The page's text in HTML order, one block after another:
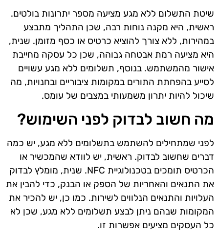
שיטת התשלום ללא מגע מציעה מספר יתרונות בולטים.
ראשית, היא מקנה נוחות רבה, שכן התהליך מתבצע
במהירות, ללא צורך להוציא כרטיס או כסף מזומן. שנית,
היא מציעה רמת אבטחה גבוהה, שכן כל עסקה מחייבת
אישור מהמשתמש. בנוסף, תשלומים ללא מגע עשויים
לסייע בהפחתת התורים במקומות ציבוריים ובחנויות, מה
שיכול להיות יתרון משמעותי במצבים של עומס.
מה חשוב לבדוק לפני השימוש?
לפני שמתחילים להשתמש בתשלומים ללא מגע, יש כמה
דברים שחשוב לבדוק. ראשית, יש לוודא שהמכשיר או
הכרטיס תומכים בטכנולוגיית NFC. שנית, מומלץ לבדוק
את התנאים והאחריות של הספק או הבנק, כדי להבין את
העלויות והתנאים הנלווים לשירות. כמו כן, יש להכיר את
המקומות שבהם ניתן לבצע תשלומים ללא מגע, שכן לא
כל העסקים מציעים אפשרות זו.